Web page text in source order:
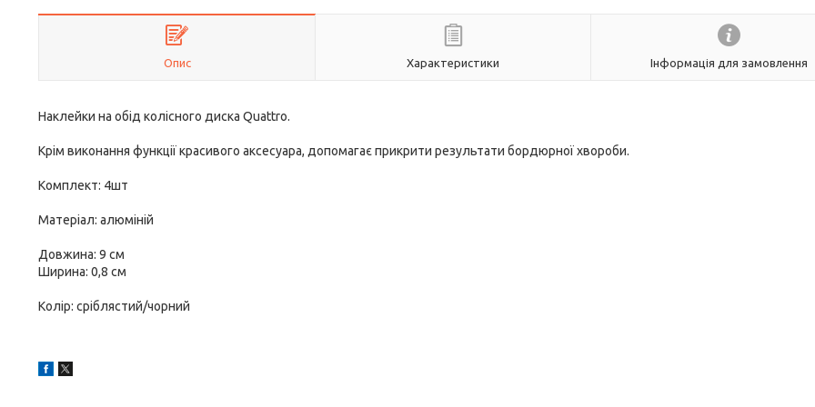
Опис Характеристики Інформація для замовлення
Наклейки на обід колісного диска Quattro.
Крім виконання функції красивого аксесуара, допомагає прикрити результати бордюрної хвороби.
Комплект: 4шт
Матеріал: алюміній
Довжина: 9 см
Ширина: 0,8 см
Колір: сріблястий/чорний